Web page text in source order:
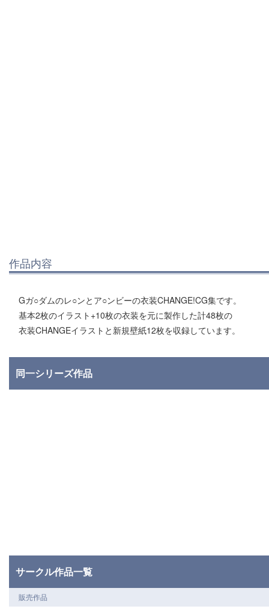
作品内容
Gガ○ダムのレ○ンとア○ンビーの衣装CHANGE!CG集です。
基本2枚のイラスト+10枚の衣装を元に製作した計48枚の
衣装CHANGEイラストと新規壁紙12枚を収録しています。
同一シリーズ作品
サークル作品一覧
販売作品